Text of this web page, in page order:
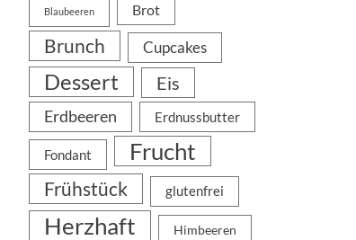
Blaubeeren Brot
Brunch Cupcakes
Dessert Eis
Erdbeeren Erdnussbutter
Fondant Frucht
Frühstück glutenfrei
Herzhaft Himbeeren